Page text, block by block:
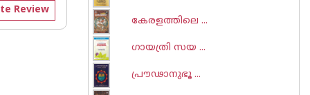
Review
കേരളത്തിലെ ...
ഗായത്രി സയ ...
പ്രൗഢാനുഭൂ ...